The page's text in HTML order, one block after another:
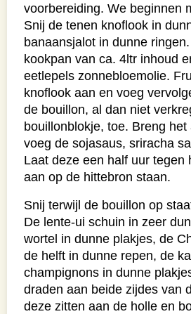
voorbereiding. We beginnen
Snij de tenen knoflook in
banaansjalot in dunne
kookpan van ca. 4ltr inhoud
eetlepels zonnebloemolie.
knoflook aan en voeg
de bouillon, al dan niet
bouillonblokje, toe. Breng het
voeg de sojasaus, sriracha
Laat deze een half uur tegen
aan op de hittebron staan.
Snij terwijl de bouillon op
De lente-ui schuin in zeer
wortel in dunne plakjes, de
de helft in dunne repen, de
champignons in dunne
draden aan beide zijdes van
deze zitten aan de holle en